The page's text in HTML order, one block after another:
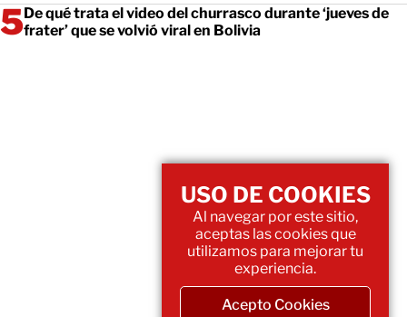
De qué trata el video del churrasco durante ‘jueves de
frater’ que se volvió viral en Bolivia
USO DE COOKIES
Al navegar por este sitio,
aceptas las cookies que
utilizamos para mejorar tu
experiencia.
Acepto Cookies